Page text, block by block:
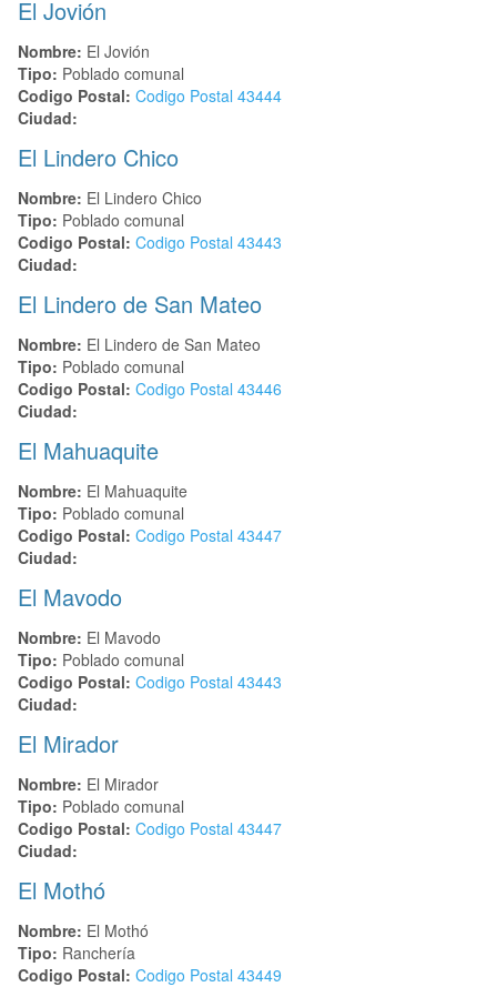
El Jovión
Nombre: El Jovión
Tipo: Poblado comunal
Codigo Postal: Codigo Postal 43444
Ciudad:
El Lindero Chico
Nombre: El Lindero Chico
Tipo: Poblado comunal
Codigo Postal: Codigo Postal 43443
Ciudad:
El Lindero de San Mateo
Nombre: El Lindero de San Mateo
Tipo: Poblado comunal
Codigo Postal: Codigo Postal 43446
Ciudad:
El Mahuaquite
Nombre: El Mahuaquite
Tipo: Poblado comunal
Codigo Postal: Codigo Postal 43447
Ciudad:
El Mavodo
Nombre: El Mavodo
Tipo: Poblado comunal
Codigo Postal: Codigo Postal 43443
Ciudad:
El Mirador
Nombre: El Mirador
Tipo: Poblado comunal
Codigo Postal: Codigo Postal 43447
Ciudad:
El Mothó
Nombre: El Mothó
Tipo: Ranchería
Codigo Postal: Codigo Postal 43449